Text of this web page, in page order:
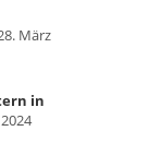
März
in